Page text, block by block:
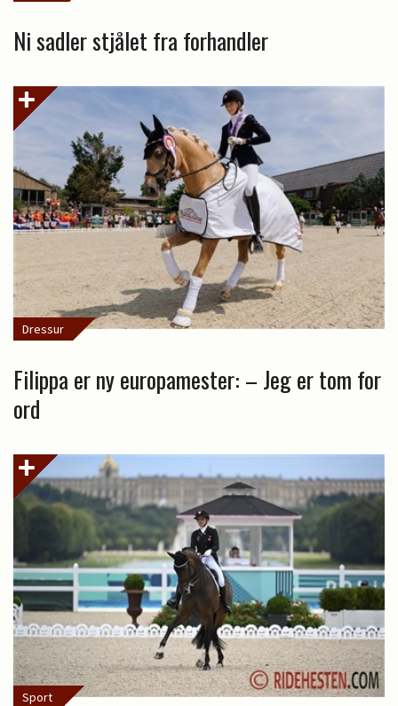
Ni sadler stjålet fra forhandler
Dressur
Filippa er ny europamester: – Jeg er tom for
ord
Sport